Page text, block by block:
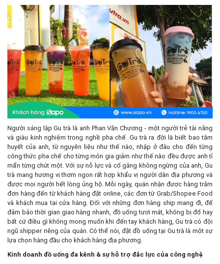
Người sáng lập Gu trà là anh Phan Văn Chương - một người trẻ tài năng
và giàu kinh nghiệm trong nghề pha chế. Gu trà ra đời là biết bao tâm
huyết của anh, từ nguyên liệu như thế nào, nhập ở đâu cho đến từng
công thức pha chế cho từng món gia giảm như thế nào đều được anh tỉ
mẩn từng chút một. Với sự nỗ lực và cố gắng không ngừng của anh, Gu
trà mang hương vị thơm ngon rất hợp khẩu vị người dân địa phương và
được mọi người hết lòng ủng hộ. Mỗi ngày, quán nhận được hàng trăm
đơn hàng đến từ khách hàng đặt online, các đơn từ Grab/Shopee Food
và khách mua tại cửa hàng. Đối với những đơn hàng ship mang đi, để
đảm bảo thời gian giao hàng nhanh, đồ uống tươi mát, không bị đổ hay
bất cứ điều gì không mong muốn khi đến tay khách hàng, Gu trà có đội
ngũ shipper riêng của quán. Có thể nói, đặt đồ uống tại Gu trà là một sự
lựa chọn hàng đầu cho khách hàng địa phương.
Kinh doanh đồ uống đa kênh & sự hỗ trợ đắc lực của công nghệ